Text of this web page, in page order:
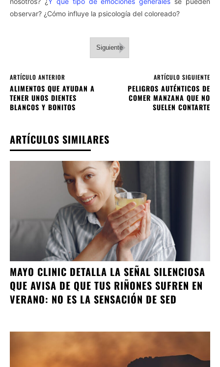
observar? ¿Cómo influye la psicología del coloreado?
Siguiente
ARTÍCULO ANTERIOR
ALIMENTOS QUE AYUDAN A
TENER UNOS DIENTES
BLANCOS Y BONITOS
ARTÍCULO SIGUIENTE
PELIGROS AUTÉNTICOS DE
COMER MANZANA QUE NO
SUELEN CONTARTE
ARTÍCULOS SIMILARES
MAYO CLINIC DETALLA LA SEÑAL SILENCIOSA
QUE AVISA DE QUE TUS RIÑONES SUFREN EN
VERANO: NO ES LA SENSACIÓN DE SED